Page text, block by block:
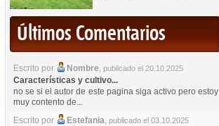
Últimos Comentarios
Escrito por Nombre, publicado el 20.10.2025
Características y cultivo...
no se si el autor de este pagina siga activo pero estoy
muy contento de...
Escrito por
Estefania, publicado el 03.10.2025